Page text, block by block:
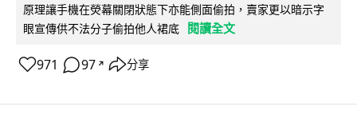
原理讓手機在熒幕關閉狀態下亦能側面偷拍，賣家更以暗示字
眼宣傳供不法分子偷拍他人裙底
閱讀全文
971 97 ↗ 分享